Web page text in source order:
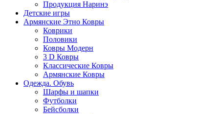
Продукция Наринэ
Детские игры
Армянские Этно Ковры
Коврики
Половики
Ковры Модерн
3 D Ковры
Классические Ковры
Армянские Ковры
Одежда. Обувь
Шарфы и шапки
Футболки
Бейсболки